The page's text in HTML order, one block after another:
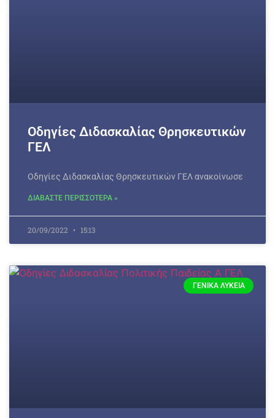
Οδηγίες Διδασκαλίας Θρησκευτικών
ΓΕΛ
Οδηγίες Διδασκαλίας Θρησκευτικών ΓΕΛ ανακοίνωσε
ΔΙΑΒΑΣΤΕ ΠΕΡΙΣΣΟΤΕΡΑ »
20/09/2022 15:13
ΓΕΝΙΚΆ ΛΎΚΕΙΑ